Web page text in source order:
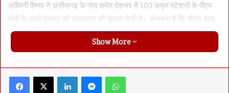
अश्विनी वैष्णव ने छत्तीसगढ़ के पांच समेत देशभर में 103 अमृत स्टेशनों के पीएम
मोदी के हाथों गुरुवार को उद्घाटन की सूचना भेजी है। संभावना है कि सीएम साय
उरकुरा स्टेशन में होने वाले कार्यक्रम में शामिल हों, हालांकि वे पांच में से किसी भी
एक स्टेशन में जा सकते हैं। उनका अभी प्रोग्राम जारी नहीं हुआ है, लेकिन यह
हैं। इसीलिए रेल मंत्रालय देशभर के एक हजार स्टेशनों को बहुत तेजी से अपग्रेड
Show More
Facebook X LinkedIn